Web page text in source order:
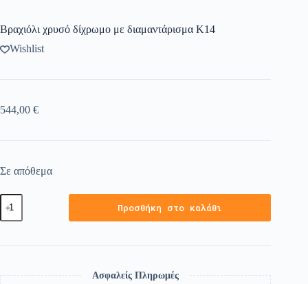
Βραχιόλι χρυσό δίχρωμο με διαμαντάρισμα Κ14
Wishlist
544,00 €
Σε απόθεμα
Προσθήκη στο καλάθι
Ασφαλείς Πληρωμές